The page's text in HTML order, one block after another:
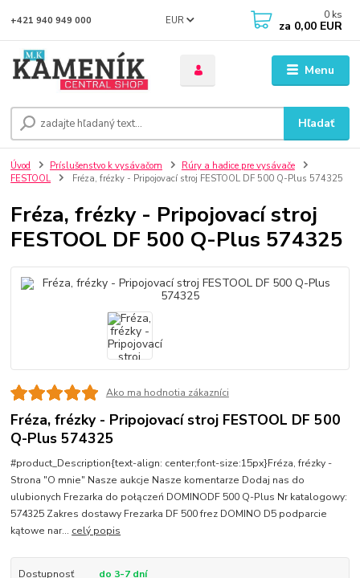
Menu
EUR
Hľadať
+421 940 949 000 0 ks
za 0,00 EUR
Úvod Príslušenstvo k vysávačom
Rúry a hadice pre vysávače
FESTOOL
Fréza, frézky - Pripojovací stroj FESTOOL DF 500 Q-Plus 574325
Fréza, frézky - Pripojovací stroj
FESTOOL DF 500 Q-Plus 574325
Ako ma hodnotia zákazníci
Fréza, frézky - Pripojovací stroj FESTOOL DF 500
Q-Plus 574325
#product_Description{text-align: center;font-size:15px}Fréza, frézky -
Strona "O mnie" Nasze aukcje Nasze komentarze Dodaj nas do
ulubionych Frezarka do połączeń DOMINODF 500 Q-Plus Nr katalogowy:
574325 Zakres dostawy Frezarka DF 500 frez DOMINO D5 podparcie
kątowe nar... celý popis
Dostupnosť do 3-7 dní